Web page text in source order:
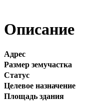
Описание
Адрес
Размер земучастка
Статус
Целевое назначение
Площадь здания